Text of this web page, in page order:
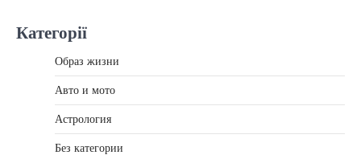
Категорії
Образ жизни
Авто и мото
Астрология
Без категории